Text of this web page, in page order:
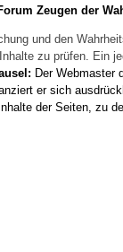
Zeugen der
und den
zu prüfen. Ein
Der Webmaster
er sich
der Seiten, zu